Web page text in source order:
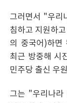
그러면서 "우리
침하고 지원하
의 중국어)하면
최근 방중해 시
민주당 출신 우
그는 "우리나라